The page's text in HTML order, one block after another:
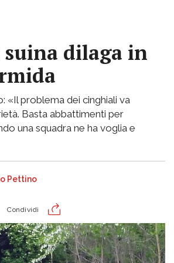
suina dilaga in
«Il problema dei cinghiali va
Basta abbattimenti per
una squadra ne ha voglia e
Pettino
Condividi